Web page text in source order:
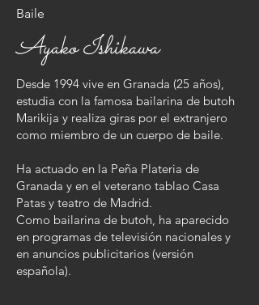
Baile
​Ayako Ishikawa
Desde 1994 vive en Granada (25 años),
estudia con la famosa bailarina de butoh
Marikija y realiza giras por el extranjero
como miembro de un cuerpo de baile.
Ha actuado en la Peña Plateria de
Granada y en el veterano tablao Casa
Patas y teatro de Madrid.
Como bailarina de butoh, ha aparecido
en programas de televisión nacionales y
en anuncios publicitarios (versión
española).